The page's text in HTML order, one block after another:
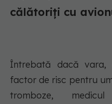
călătoriți cu
Întrebată dacă vara,
factor de risc pentru
tromboze,